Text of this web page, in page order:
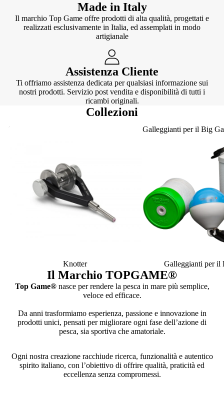
Made in Italy
Il marchio Top Game offre prodotti di alta qualità, progettati e
realizzati esclusivamente in Italia, ed assemplati in modo
artigianale
Assistenza Cliente
Ti offriamo assistenza dedicata per qualsiasi informazione sui
nostri prodotti. Servizio post vendita e disponibilità di tutti i
ricambi originali.
Collezioni
Knotter
Knotter
Galleggianti per il Big
Galleggianti per il
Il Marchio TOPGAME®
Top Game®nasce per rendere la pesca in mare più semplice,
veloce ed efficace.
Da anni trasformiamo esperienza, passione e innovazione in
prodotti unici, pensati per migliorare ogni fase dell’azione di
pesca, sia sportiva che amatoriale.
Ogni nostra creazione racchiude ricerca, funzionalità e autentico
spirito italiano, con l’obiettivo di offrire qualità, praticità ed
eccellenza senza compromessi.